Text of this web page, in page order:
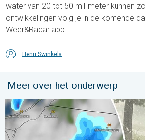
water van 20 tot 50 millimeter kunnen
ontwikkelingen volg je in de komende
Weer&Radar app.
Henri Swinkels
Meer over het onderwerp
Hagel als tennisballen in Polen. Zwaar